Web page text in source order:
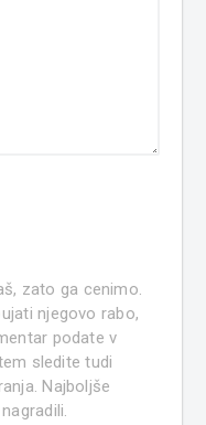
zato ga cenimo.
njegovo rabo,
podate v
sledite tudi
Najboljše